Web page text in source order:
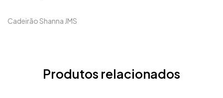
Cadeirão Shanna JMS
Produtos relacionados